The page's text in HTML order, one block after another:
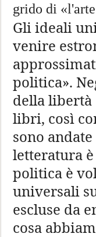
grido di
Gli ideali
venire
politica».
della libertà
libri, così
sono
letteratura
politica è
universali
escluse da
cosa